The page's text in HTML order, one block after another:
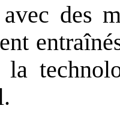
avec des